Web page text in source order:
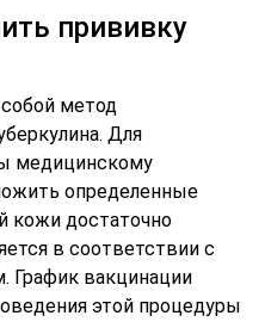
прививку
метод
Для
медицинскому
определенные
кожи достаточно
в соответствии с
График вакцинации
этой процедуры